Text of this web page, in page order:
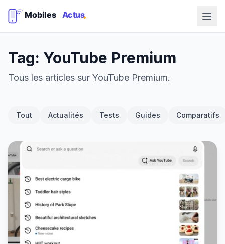
Tag: YouTube Premium
Tous les articles sur YouTube Premium.
Tout Actualités Tests Guides Comparatifs